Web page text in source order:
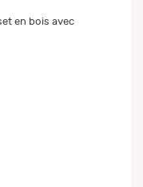
en bois avec